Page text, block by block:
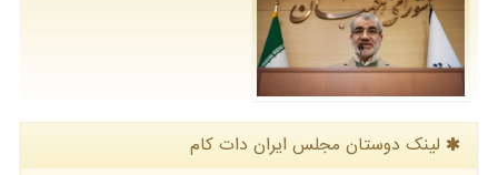
لینک دوستان مجلس ایران دات كام